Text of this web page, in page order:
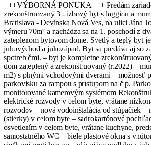
+++VÝBORNÁ PONUKA+++ Predám
zrekonštruovaný 3 - izbový byt s loggiou a
Bratislava - Devínska Nová Ves, na ulici Jána
výmeru 70m² a nachádza sa na 1. poschodí z
zateplenom bytovom dome. Svetlý a teplý byt
juhovýchod a juhozápad. Byt sa predáva aj so
spotrebičmi. – byt je kompletne
dom zateplený a zrekonštruovaný (r.2022) –
m2) s plnými vchodovými dverami – možnosť
parkovisku za rampou s prístupom na čip.
monitorované kamerovým systémom
elektrické rozvody v celom byte, vrátane
rozvodov – nová vodoinštalácia od stúpačiek –
(stierky) v celom byte – sadrokartónové
osvetlením v celom byte, vrátane kuchyne,
samostatného WC – biele plastové okná s